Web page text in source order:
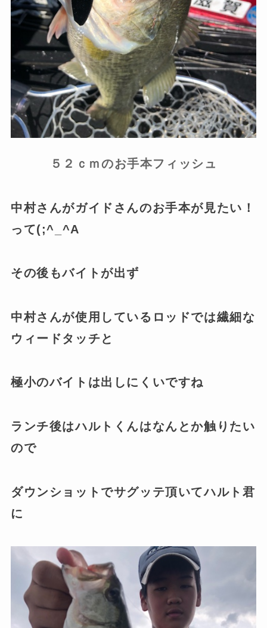
５２ｃｍのお手本フィッシュ
中村さんがガイドさんのお手本が見たい！
って(;^_^A
その後もバイトが出ず
中村さんが使用しているロッドでは繊細な
ウィードタッチと
極小のバイトは出しにくいですね
ランチ後はハルトくんはなんとか触りたい
ので
ダウンショットでサグッテ頂いてハルト君
に